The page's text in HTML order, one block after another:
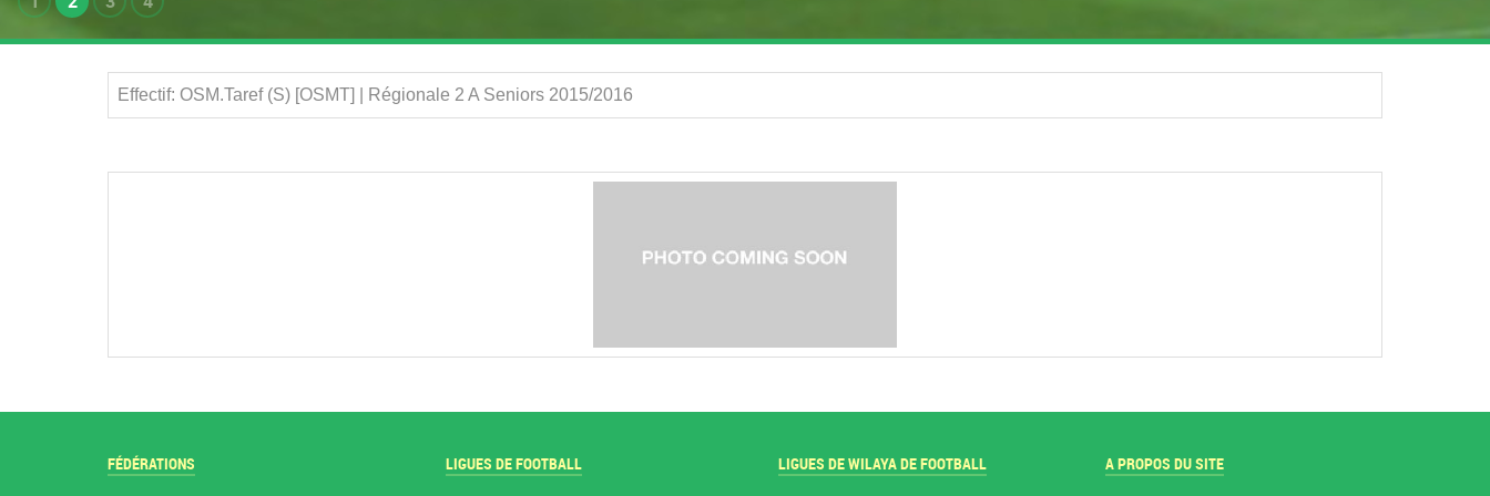
Effectif: OSM.Taref (S) [OSMT] | Régionale 2 A Seniors 2015/2016
FÉDÉRATIONS LIGUES DE FOOTBALL LIGUES DE WILAYA DE FOOTBALL A PROPOS DU SITE